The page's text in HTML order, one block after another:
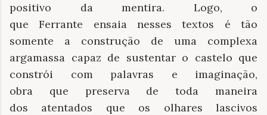
positivo da mentira. Logo, o
que Ferrante ensaia nesses textos é tão
somente a construção de uma complexa
argamassa capaz de sustentar o castelo que
constrói com palavras e imaginação,
obra que preserva de toda maneira
dos atentados que os olhares lascivos